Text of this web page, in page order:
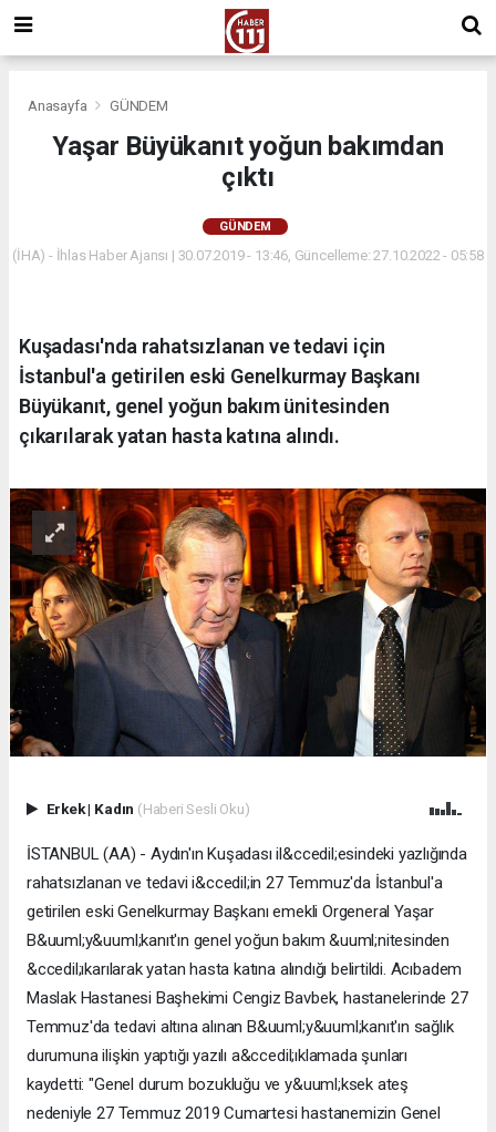
Anasayfa GÜNDEM
Yaşar Büyükanıt yoğun bakımdan
çıktı
GÜNDEM
(İHA) - İhlas Haber Ajansı | 30.07.2019 - 13:46, Güncelleme: 27.10.2022 - 05:58
Kuşadası'nda rahatsızlanan ve tedavi için
İstanbul'a getirilen eski Genelkurmay Başkanı
Büyükanıt, genel yoğun bakım ünitesinden
çıkarılarak yatan hasta katına alındı.
Erkek| Kadın (Haberi Sesli Oku)
İSTANBUL (AA) - Aydın'ın Kuşadası il&ccedil;esindeki yazlığında
rahatsızlanan ve tedavi i&ccedil;in 27 Temmuz'da İstanbul'a
getirilen eski Genelkurmay Başkanı emekli Orgeneral Yaşar
B&uuml;y&uuml;kanıt'ın genel yoğun bakım &uuml;nitesinden
&ccedil;ıkarılarak yatan hasta katına alındığı belirtildi. Acıbadem
Maslak Hastanesi Başhekimi Cengiz Bavbek, hastanelerinde 27
Temmuz'da tedavi altına alınan B&uuml;y&uuml;kanıt'ın sağlık
durumuna ilişkin yaptığı yazılı a&ccedil;ıklamada şunları
kaydetti: "Genel durum bozukluğu ve y&uuml;ksek ateş
nedeniyle 27 Temmuz 2019 Cumartesi hastanemizin Genel